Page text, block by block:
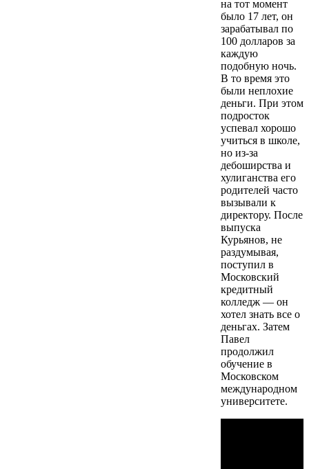
на тот момент
было 17 лет, он
зарабатывал по
100 долларов за
каждую
подобную ночь.
В то время это
были неплохие
деньги. При этом
подросток
успевал хорошо
учиться в школе,
но из-за
дебоширства и
хулиганства его
родителей часто
вызывали к
директору. После
выпуска
Курьянов, не
раздумывая,
поступил в
Московский
кредитный
колледж — он
хотел знать все о
деньгах. Затем
Павел
продолжил
обучение в
Московском
международном
университете.